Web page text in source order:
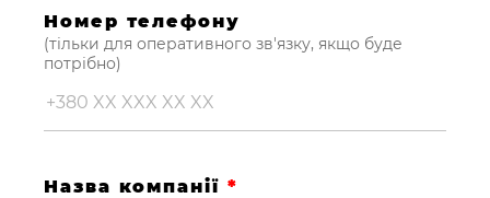
Номер телефону
(тільки для оперативного зв'язку, якщо буде
потрібно)
Назва компанії *